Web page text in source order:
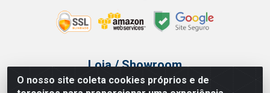
O nosso site coleta cookies próprios e de
Loja / Showroom
Tel.: (11) 3314 6400